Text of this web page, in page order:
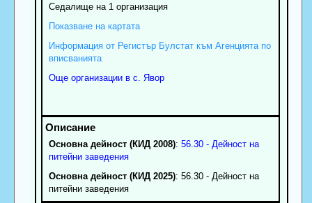
Седалище на 1 организация
Показване на картата
Информация от Регистър Булстат към Агенцията по
вписванията
Още организации в с. Явор
Основна дейност (КИД 2008): 56.30 - Дейност на
питейни заведения
Основна дейност (КИД 2025): 56.30 - Дейност на
питейни заведения